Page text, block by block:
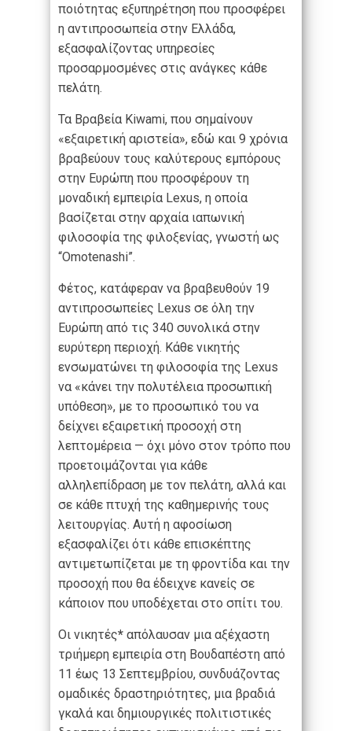
ποιότητας εξυπηρέτηση που προσφέρει
η αντιπροσωπεία στην Ελλάδα,
εξασφαλίζοντας υπηρεσίες
προσαρμοσμένες στις ανάγκες κάθε
πελάτη.
Τα Βραβεία Kiwami, που σημαίνουν
«εξαιρετική αριστεία», εδώ και 9 χρόνια
βραβεύουν τους καλύτερους εμπόρους
στην Ευρώπη που προσφέρουν τη
μοναδική εμπειρία Lexus, η οποία
βασίζεται στην αρχαία ιαπωνική
φιλοσοφία της φιλοξενίας, γνωστή ως
“Omotenashi”.
Φέτος, κατάφεραν να βραβευθούν 19
αντιπροσωπείες Lexus σε όλη την
Ευρώπη από τις 340 συνολικά στην
ευρύτερη περιοχή. Κάθε νικητής
ενσωματώνει τη φιλοσοφία της Lexus
να «κάνει την πολυτέλεια προσωπική
υπόθεση», με το προσωπικό του να
δείχνει εξαιρετική προσοχή στη
λεπτομέρεια — όχι μόνο στον τρόπο που
προετοιμάζονται για κάθε
αλληλεπίδραση με τον πελάτη, αλλά και
σε κάθε πτυχή της καθημερινής τους
λειτουργίας. Αυτή η αφοσίωση
εξασφαλίζει ότι κάθε επισκέπτης
αντιμετωπίζεται με τη φροντίδα και την
προσοχή που θα έδειχνε κανείς σε
κάποιον που υποδέχεται στο σπίτι του.
Οι νικητές* απόλαυσαν μια αξέχαστη
τριήμερη εμπειρία στη Βουδαπέστη από
11 έως 13 Σεπτεμβρίου, συνδυάζοντας
ομαδικές δραστηριότητες, μια βραδιά
γκαλά και δημιουργικές πολιτιστικές